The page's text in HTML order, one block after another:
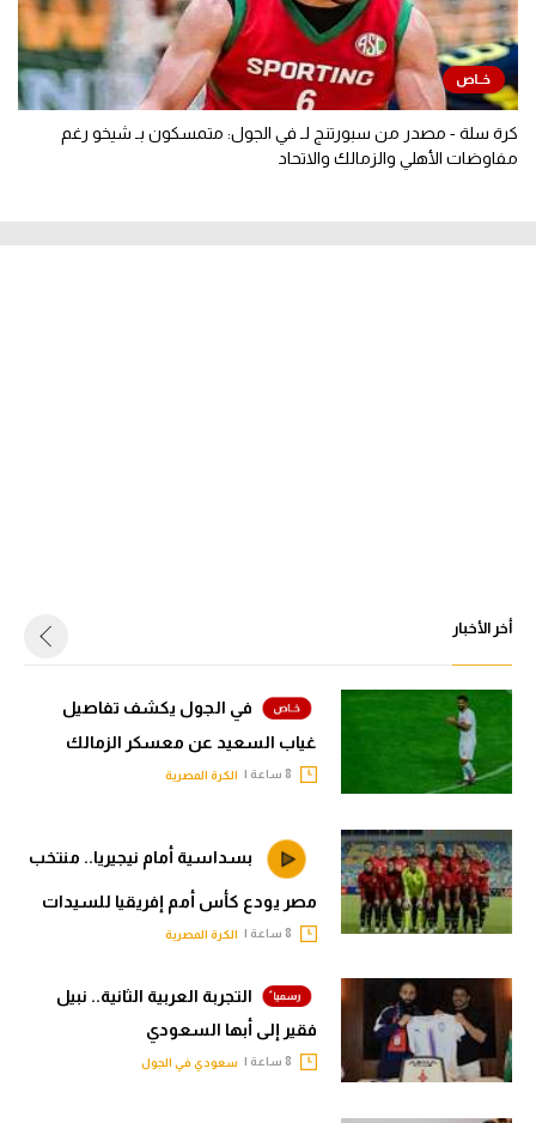
كرة سلة - مصدر من سبورتنج لـ في الجول: متمسكون بـ شيخو رغم
مفاوضات الأهلي والزمالك والاتحاد
أخر الأخبار
في الجول يكشف تفاصيل
غياب السعيد عن معسكر الزمالك
الكرة المصرية
بسداسية أمام نيجيريا.. منتخب
مصر يودع كأس أمم إفريقيا للسيدات
الكرة المصرية
التجربة العربية الثانية.. نبيل
فقير إلى أبها السعودي
سعودي في الجول